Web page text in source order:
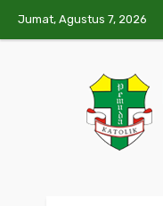
Jumat, Agustus 7, 2026